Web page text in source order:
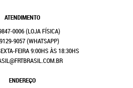
ATENDIMENTO
0006
9057(WHATSAPP)
FEIRA 9:00HS ÀS 18:30HS
ENDEREÇO